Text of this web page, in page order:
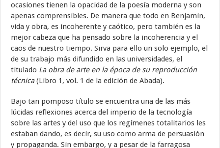
ocasiones tienen la opacidad de la poesía moderna y son
apenas comprensibles. De manera que todo en Benjamin,
vida y obra, es incoherente y caótico, pero también es la
mejor cabeza que ha pensado sobre la incoherencia y el
caos de nuestro tiempo. Sirva para ello un solo ejemplo, el
de su trabajo más difundido en las universidades, el
titulado La obra de arte en la época de su reproducción
técnica(Libro 1, vol. 1 de la edición de Abada).
Bajo tan pomposo título se encuentra una de las más
lúcidas reflexiones acerca del imperio de la tecnología
sobre las artes y del uso que los regímenes totalitarios les
estaban dando, es decir, su uso como arma de persuasión
y propaganda. Sin embargo, y a pesar de la farragosa